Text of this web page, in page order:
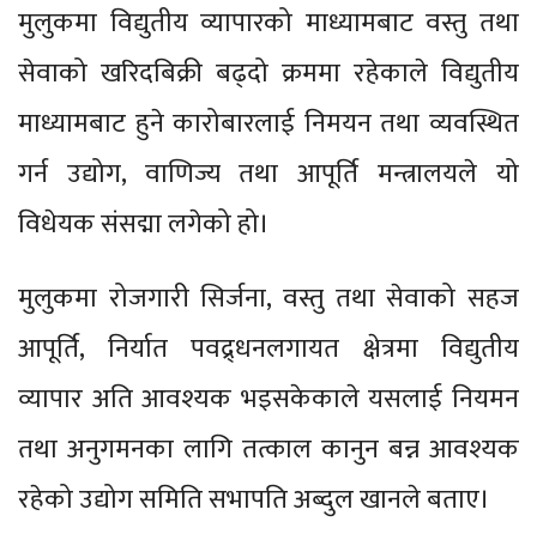
मुलुकमा विद्युतीय व्यापारको माध्यामबाट वस्तु तथा
सेवाको खरिदबिक्री बढ्दो क्रममा रहेकाले विद्युतीय
माध्यामबाट हुने कारोबारलाई निमयन तथा व्यवस्थित
गर्न उद्योग, वाणिज्य तथा आपूर्ति मन्त्रालयले यो
विधेयक संसद्मा लगेको हो।
मुलुकमा रोजगारी सिर्जना, वस्तु तथा सेवाको सहज
आपूर्ति, निर्यात पवद्र्धनलगायत क्षेत्रमा विद्युतीय
व्यापार अति आवश्यक भइसकेकाले यसलाई नियमन
तथा अनुगमनका लागि तत्काल कानुन बन्न आवश्यक
रहेको उद्योग समिति सभापति अब्दुल खानले बताए।